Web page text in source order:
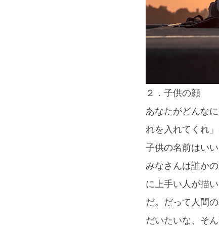
２．子供の顔
あなたがどんな
れを入れてくれ
子供の名前はい
みなさんは誰か
に上手い人が描
だ。だって人間
だいたいな、そ